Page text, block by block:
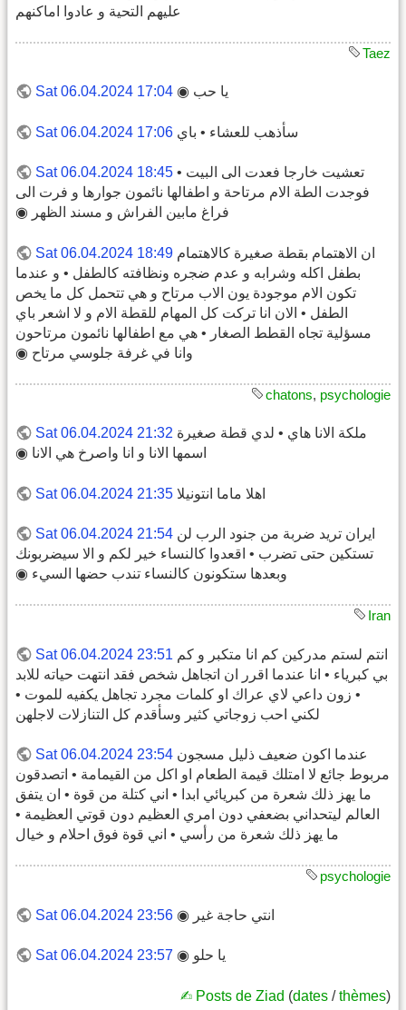
عليهم التحية و عادوا اماكنهم
Taez
Sat 06.04.2024 17:04 يا حب ◉
Sat 06.04.2024 17:06 سأذهب للعشاء • باي
Sat 06.04.2024 18:45 تعشيت خارجا فعدت الى البيت •
فوجدت الطة الام مرتاحة و اطفالها نائمون جوارها و فرت الى
فراغ مابين الفراش و مسند الظهر ◉
Sat 06.04.2024 18:49 ان الاهتمام بقطة صغيرة كالاهتمام
بطفل اكله وشرابه و عدم ضجره ونظافته كالطفل • و عندما
تكون الام موجودة يون الاب مرتاح و هي تتحمل كل ما يخص
الطفل • الان انا تركت كل المهام للقطة الام و لا اشعر باي
مسؤلية تجاه القطط الصغار • هي مع اطفالها نائمون مرتاحون
وانا في غرفة جلوسي مرتاح ◉
chatons, psychologie
Sat 06.04.2024 21:32 ملكة الانا هاي • لدي قطة صغيرة
اسمها الانا و انا واصرخ هي الانا ◉
Sat 06.04.2024 21:35 اهلا ماما انتونيلا
Sat 06.04.2024 21:54 ايران تريد ضربة من جنود الرب لن
تستكين حتى تضرب • اقعدوا كالنساء خير لكم و الا سيضربونك
وبعدها ستكونون كالنساء تندب حضها السيء ◉
Iran
Sat 06.04.2024 23:51 انتم لستم مدركين كم انا متكبر و كم
بي كبرياء • انا عندما اقرر ان اتجاهل شخص فقد انتهت حياته للابد
• زون داعي لاي عراك او كلمات مجرد تجاهل يكفيه للموت •
لكني احب زوجاتي كثير وسأقدم كل التنازلات لاجلهن
Sat 06.04.2024 23:54 عندما اكون ضعيف ذليل مسجون
مربوط جائع لا امتلك قيمة الطعام او اكل من القيمامة • اتصدقون
ما يهز ذلك شعرة من كبريائي ابدا • اني كتلة من قوة • ان يتفق
العالم ليتحداني بضعفي دون امري العظيم دون قوتي العظيمة •
ما يهز ذلك شعرة من رأسي • اني قوة فوق احلام و خيال
psychologie
Sat 06.04.2024 23:56 انتي حاجة غير ◉
Sat 06.04.2024 23:57 يا حلو ◉
✍︎ Posts de Ziad (dates /thèmes)